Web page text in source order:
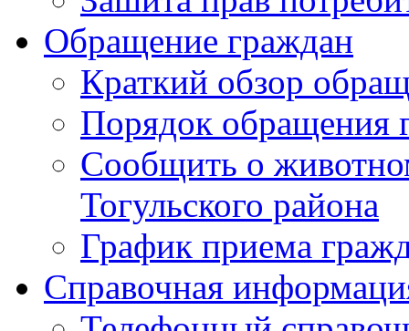
Обращение граждан
Краткий обзор
Порядок обращения
Сообщить о
Тогульского района
График приема
Справочная